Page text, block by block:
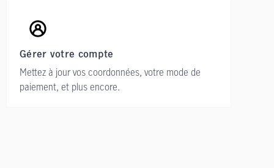
Gérer votre compte
Mettez à jour vos coordonnées, votre mode de
paiement, et plus encore.